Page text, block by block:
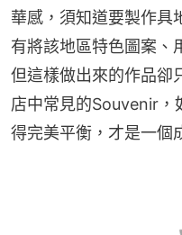
華感，須知道要製作具
有將該地區特色圖案、
但這樣做出來的作品卻
店中常見的Souvenir，
得完美平衡，才是一個